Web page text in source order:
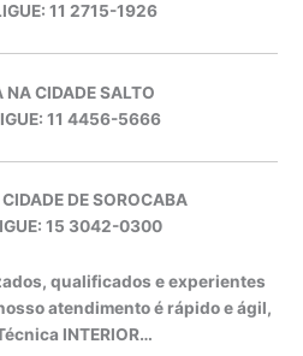
11 2715-1926
NA CIDADE SALTO
11 4456-5666
DE SOROCABA
15 3042-0300
qualificados e experientes
atendimento é rápido e ágil,
INTERIOR…